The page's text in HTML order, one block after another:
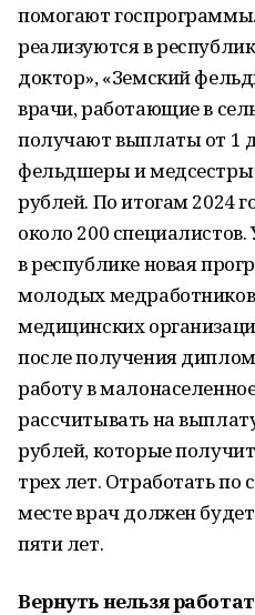
помогают
реализуются в
доктор», «Земский
врачи, работающие в
получают выплаты от 1
фельдшеры и медсестры
рублей. По итогам 2024
около 200
в республике новая
молодых
медицинских
после получения
работу в
рассчитывать на
рублей, которые
трех лет. Отработать по
месте врач должен
пяти лет.
Вернуть нельзя